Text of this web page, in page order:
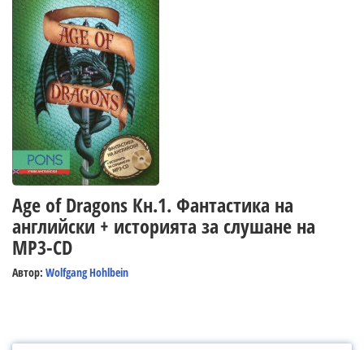
Age of Dragons Кн.1. Фантастика на
английски + историята за слушане на
MP3-CD
Автор: Wolfgang Hohlbein